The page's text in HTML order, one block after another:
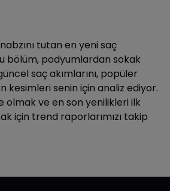
tutan en yeni saç
bölüm, podyumlardan sokak
saç akımlarını, popüler
kesimleri senin için analiz ediyor.
olmak ve en son yenilikleri ilk
için trend raporlarımızı takip